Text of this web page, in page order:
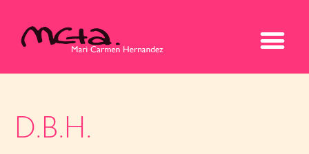
D.B.H.